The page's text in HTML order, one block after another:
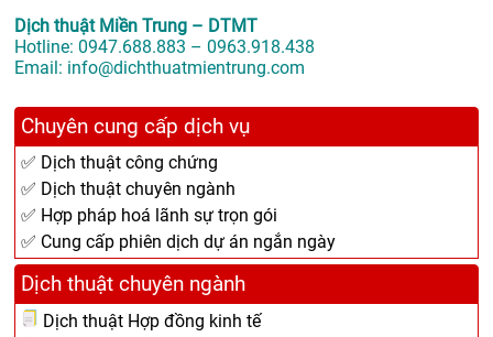
Dịch thuật Miền Trung – DTMT
Hotline: 0947.688.883 – 0963.918.438
Email: info@dichthuatmientrung.com
Chuyên cung cấp dịch vụ
✅ Dịch thuật công chứng
✅ Dịch thuật chuyên ngành
✅ Hợp pháp hoá lãnh sự trọn gói
✅ Cung cấp phiên dịch dự án ngắn ngày
Dịch thuật chuyên ngành
Dịch thuật Hợp đồng kinh tế